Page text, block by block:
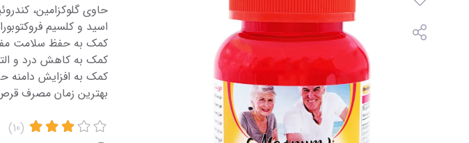
حاوی گلوکزامین،
اسید و کلسیم
کمک به حفظ سلامت
کمک به کاهش درد و
کمک به افزایش
بهترین زمان مصرف
(10)